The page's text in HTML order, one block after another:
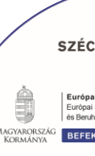
Minden
fridrik.me